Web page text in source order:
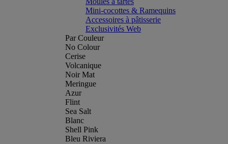
Mini-cocottes & Ramequins
Accessoires à pâtisserie
Exclusivités Web
Par Couleur
No Colour
Cerise
Volcanique
Noir Mat
Meringue
Azur
Flint
Sea Salt
Blanc
Shell Pink
Bleu Riviera